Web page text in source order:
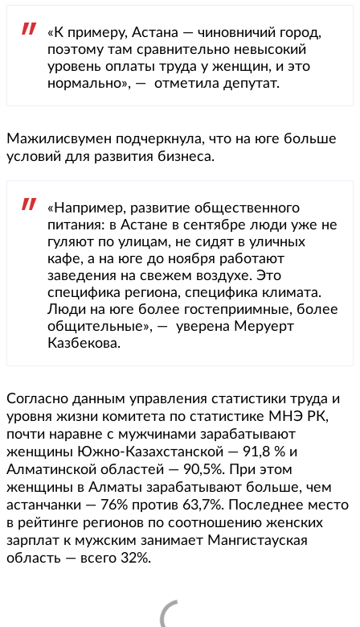
«К примеру, Астана — чиновничий город,
поэтому там сравнительно невысокий
уровень оплаты труда у женщин, и это
нормально», — отметила депутат.
Мажилисвумен подчеркнула, что на юге больше
условий для развития бизнеса.
«Например, развитие общественного
питания: в Астане в сентябре люди уже не
гуляют по улицам, не сидят в уличных
кафе, а на юге до ноября работают
заведения на свежем воздухе. Это
специфика региона, специфика климата.
Люди на юге более гостеприимные, более
общительные», — уверена Меруерт
Казбекова.
Согласно данным управления статистики труда и
уровня жизни комитета по статистике МНЭ РК,
почти наравне с мужчинами зарабатывают
женщины Южно-Казахстанской — 91,8 % и
Алматинской областей — 90,5%. При этом
женщины в Алматы зарабатывают больше, чем
астанчанки — 76% против 63,7%. Последнее место
в рейтинге регионов по соотношению женских
зарплат к мужским занимает Мангистауская
область — всего 32%.